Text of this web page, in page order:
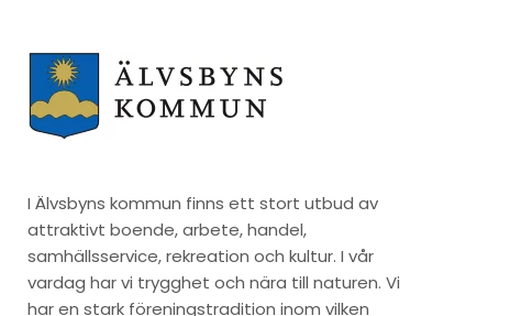
I Älvsbyns kommun finns ett stort utbud av
attraktivt boende, arbete, handel,
samhällsservice, rekreation och kultur. I vår
vardag har vi trygghet och nära till naturen. Vi
har en stark föreningstradition inom vilken